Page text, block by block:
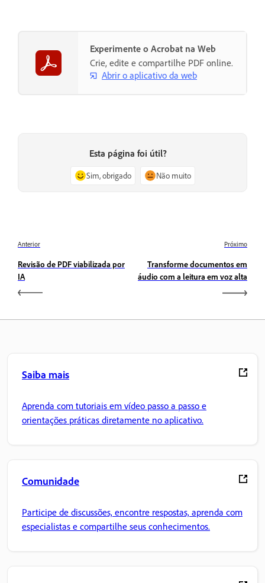
Experimente o Acrobat na Web
Crie, edite e compartilhe PDF online.
Abrir o aplicativo da web
Esta página foi útil?
Sim, obrigado Não muito
Anterior
Revisão de PDF viabilizada por
IA
Próximo
Transforme documentos em
áudio com a leitura em voz alta
Saiba mais
Aprenda com tutoriais em vídeo passo a passo e
orientações práticas diretamente no aplicativo.
Comunidade
Participe de discussões, encontre respostas, aprenda com
especialistas e compartilhe seus conhecimentos.